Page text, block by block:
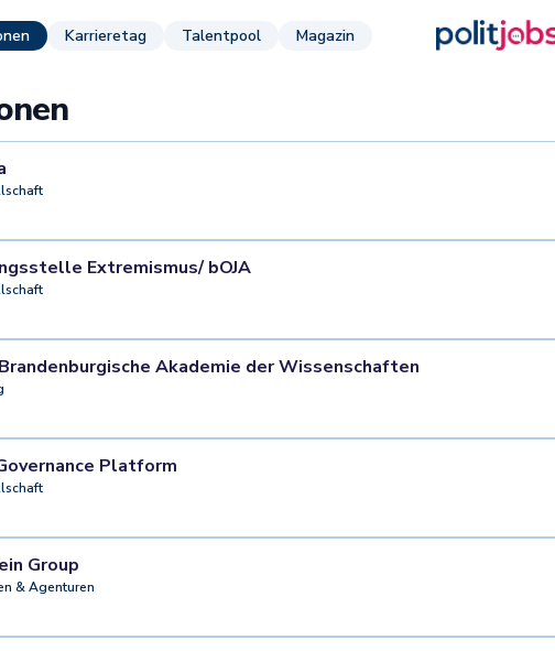
Karrieretag Talentpool Magazin
Extremismus/ bOJA
Akademie der Wissenschaften
Platform
Group
& Agenturen